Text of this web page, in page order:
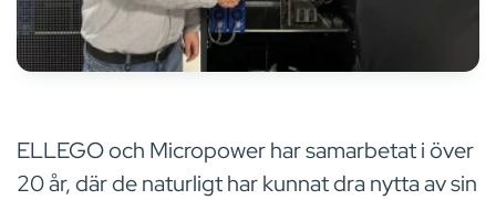
ELLEGO och Micropower har samarbetat i över
20 år, där de naturligt har kunnat dra nytta av sin